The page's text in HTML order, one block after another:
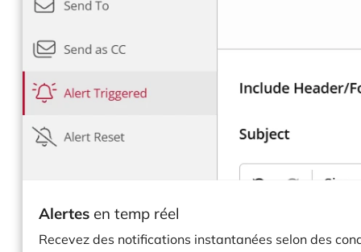
Alertes en temp réel
Recevez des notifications instantanées selon des